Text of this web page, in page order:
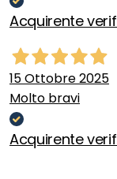
Acquirente
15 Ottobre 2025
Molto bravi
Acquirente